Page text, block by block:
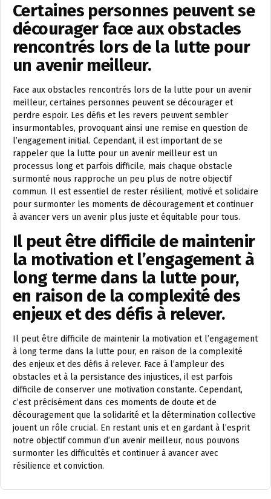
Certaines personnes peuvent se
décourager face aux obstacles
rencontrés lors de la lutte pour
un avenir meilleur.
Face aux obstacles rencontrés lors de la lutte pour un avenir
meilleur, certaines personnes peuvent se décourager et
perdre espoir. Les défis et les revers peuvent sembler
insurmontables, provoquant ainsi une remise en question de
l’engagement initial. Cependant, il est important de se
rappeler que la lutte pour un avenir meilleur est un
processus long et parfois difficile, mais chaque obstacle
surmonté nous rapproche un peu plus de notre objectif
commun. Il est essentiel de rester résilient, motivé et solidaire
pour surmonter les moments de découragement et continuer
à avancer vers un avenir plus juste et équitable pour tous.
Il peut être difficile de maintenir
la motivation et l’engagement à
long terme dans la lutte pour,
en raison de la complexité des
enjeux et des défis à relever.
Il peut être difficile de maintenir la motivation et l’engagement
à long terme dans la lutte pour, en raison de la complexité
des enjeux et des défis à relever. Face à l’ampleur des
obstacles et à la persistance des injustices, il est parfois
difficile de conserver une motivation constante. Cependant,
c’est précisément dans ces moments de doute et de
découragement que la solidarité et la détermination collective
jouent un rôle crucial. En restant unis et en gardant à l’esprit
notre objectif commun d’un avenir meilleur, nous pouvons
surmonter les difficultés et continuer à avancer avec
résilience et conviction.